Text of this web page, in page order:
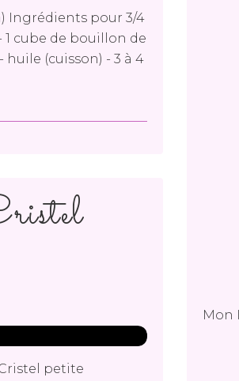
Ingrédients pour 3/4
1 cube de bouillon de
(cuisson) - 3 à 4
petite
Mon